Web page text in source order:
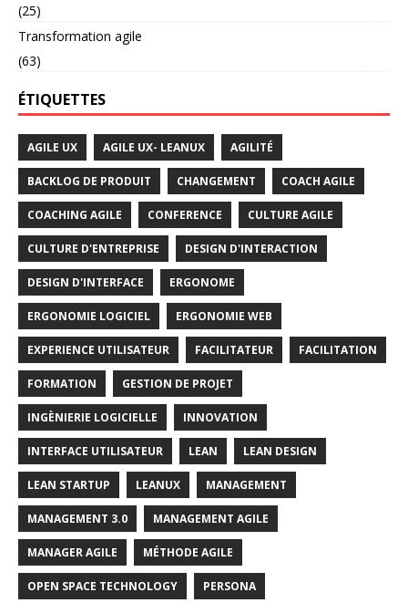
(25)
Transformation agile
(63)
ÉTIQUETTES
AGILE UX AGILE UX- LEANUX AGILITÉ
BACKLOG DE PRODUIT CHANGEMENT COACH AGILE
COACHING AGILE CONFERENCE CULTURE AGILE
CULTURE D'ENTREPRISE DESIGN D'INTERACTION
DESIGN D'INTERFACE ERGONOME
ERGONOMIE LOGICIEL ERGONOMIE WEB
EXPERIENCE UTILISATEUR FACILITATEUR FACILITATION
FORMATION GESTION DE PROJET
INGÈNIERIE LOGICIELLE INNOVATION
INTERFACE UTILISATEUR LEAN LEAN DESIGN
LEAN STARTUP LEANUX MANAGEMENT
MANAGEMENT 3.0 MANAGEMENT AGILE
MANAGER AGILE MÉTHODE AGILE
OPEN SPACE TECHNOLOGY PERSONA